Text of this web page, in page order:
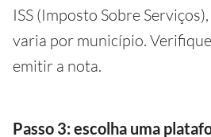
ISS (Imposto Sobre
varia por município.
emitir a nota.
Passo 3: escolha uma